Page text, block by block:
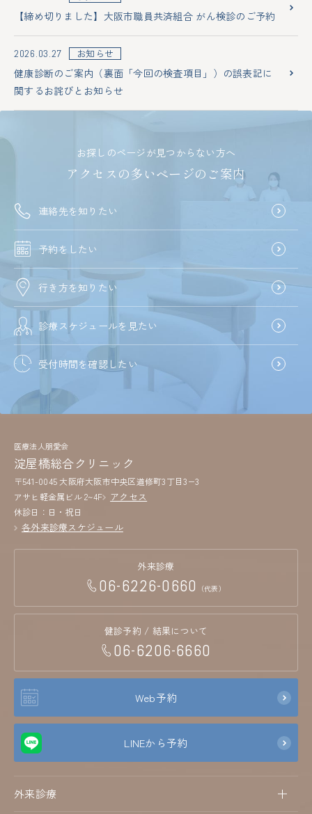
【締め切りました】大阪市職員共済組合 がん検診のご予約
2026.03.27 お知らせ
健康診断のご案内（裏面「今回の検査項目」）の誤表記に
関するお詫びとお知らせ
お探しのページが見つからない方へ
アクセスの多いページのご案内
連絡先を知りたい
予約をしたい
行き方を知りたい
診療スケジュールを見たい
受付時間を確認したい
医療法人朋愛会
淀屋橋総合クリニック
〒541-0045 大阪府大阪市中央区道修町3丁目3−3
アサヒ軽金属ビル 2~4F
アクセス
休診日：日・祝日
各外来診療スケジュール
外来診療
06-6226-0660 （代表）
健診予約 / 結果について
06-6206-6660
Web予約
LINEから予約
外来診療